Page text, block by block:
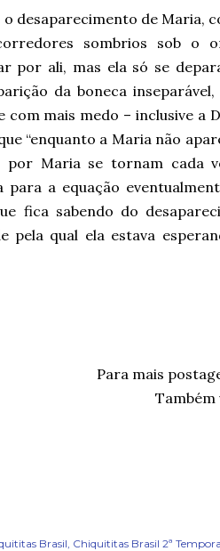
desaparecimento de Maria,
sombrios sob o
por ali, mas ela só se
da boneca
mais medo – inclusive a
“enquanto a Maria não
por Maria se tornam cada
a equação
fica sabendo do
pela qual ela estava
Para mais
Também
Brasil Chiquititas Brasil 2ª